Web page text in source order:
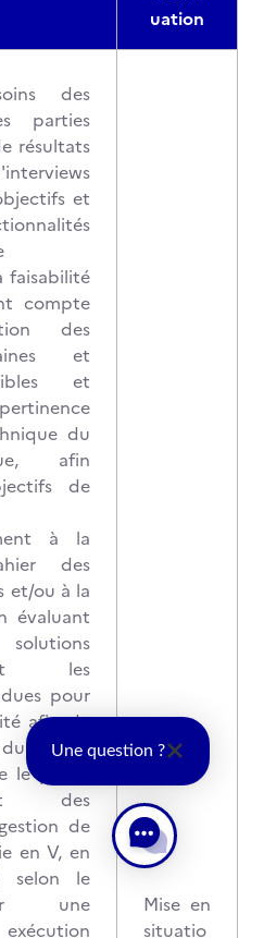
uation
des
parties
résultats
et
faisabilité
compte
des
et
et
du
afin
de
à la
des
et/ou à la
évaluant
et les
pour
afin de
projet
le projet
des
de
en V, en
selon le
une
Mise en
situatio
Une question ?